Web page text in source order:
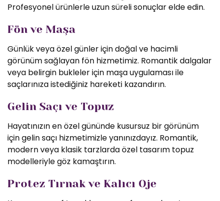
Profesyonel ürünlerle uzun süreli sonuçlar elde edin.
Fön ve Maşa
Günlük veya özel günler için doğal ve hacimli
görünüm sağlayan fön hizmetimiz. Romantik dalgalar
veya belirgin bukleler için maşa uygulaması ile
saçlarınıza istediğiniz hareketi kazandırın.
Gelin Saçı ve Topuz
Hayatınızın en özel gününde kusursuz bir görünüm
için gelin saçı hizmetimizle yanınızdayız. Romantik,
modern veya klasik tarzlarda özel tasarım topuz
modelleriyle göz kamaştırın.
Protez Tırnak ve Kalıcı Oje